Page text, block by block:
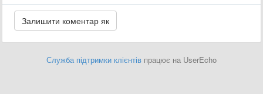
Служба підтримки клієнтів працює на UserEcho